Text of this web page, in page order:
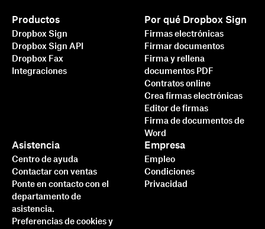
Productos
Dropbox Sign
Dropbox Sign API
Dropbox Fax
Integraciones
Por qué Dropbox Sign
Firmas electrónicas
Firmar documentos
Firma y rellena
documentos PDF
Contratos online
Crea firmas electrónicas
Editor de firmas
Firma de documentos de
Word
Asistencia
Centro de ayuda
Contactar con ventas
Ponte en contacto con el
departamento de
asistencia.
Preferencias de cookies y
Empresa
Empleo
Condiciones
Privacidad